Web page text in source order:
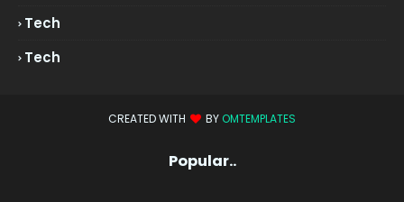
Tech
Tech
CREATED WITH BY OMTEMPLATES
Popular..